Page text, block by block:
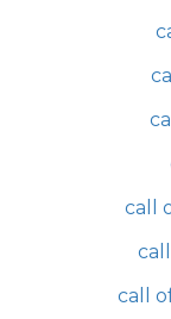
call
call